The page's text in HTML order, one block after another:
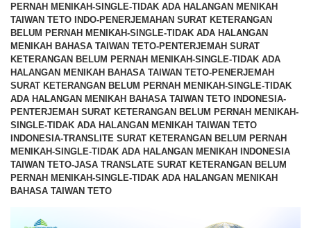
PERNAH MENIKAH-SINGLE-TIDAK ADA HALANGAN MENIKAH
TAIWAN TETO INDO-PENERJEMAHAN SURAT KETERANGAN
BELUM PERNAH MENIKAH-SINGLE-TIDAK ADA HALANGAN
MENIKAH BAHASA TAIWAN TETO-PENTERJEMAH SURAT
KETERANGAN BELUM PERNAH MENIKAH-SINGLE-TIDAK ADA
HALANGAN MENIKAH BAHASA TAIWAN TETO-PENERJEMAH
SURAT KETERANGAN BELUM PERNAH MENIKAH-SINGLE-TIDAK
ADA HALANGAN MENIKAH BAHASA TAIWAN TETO INDONESIA-
PENTERJEMAH SURAT KETERANGAN BELUM PERNAH MENIKAH-
SINGLE-TIDAK ADA HALANGAN MENIKAH TAIWAN TETO
INDONESIA-TRANSLITE SURAT KETERANGAN BELUM PERNAH
MENIKAH-SINGLE-TIDAK ADA HALANGAN MENIKAH INDONESIA
TAIWAN TETO-JASA TRANSLATE SURAT KETERANGAN BELUM
PERNAH MENIKAH-SINGLE-TIDAK ADA HALANGAN MENIKAH
BAHASA TAIWAN TETO